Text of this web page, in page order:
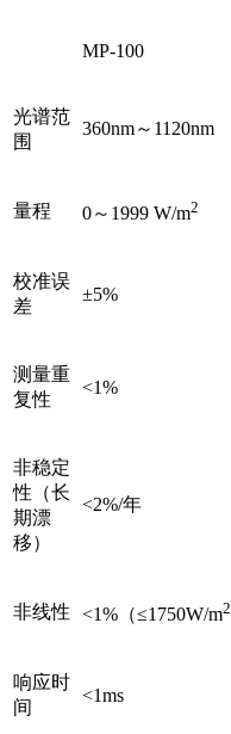
MP-100
光谱范
围
360nm～1120nm
量程 0～1999 W/m2
校准误
差
±5%
测量重
复性
<1%
非稳定
性（长
期漂
移）
<2%/年
非线性 <1%（≤1750W/m2
响应时
间
<1ms